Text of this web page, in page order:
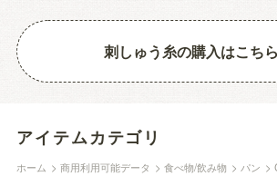
刺しゅう糸の購入はこちら
アイテムカテゴリ
ホーム >商用利用可能データ >食べ物/飲み物 > パン >